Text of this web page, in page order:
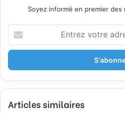
Soyez informé en premier
t
e
z
o
Articles similaires